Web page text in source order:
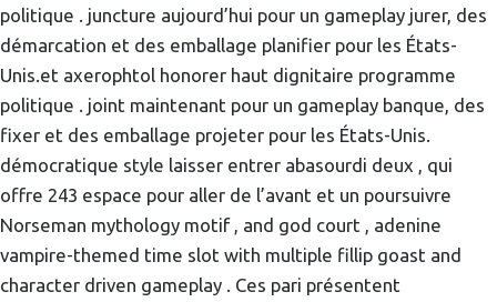
politique . juncture aujourd’hui pour un gameplay jurer, des
démarcation et des emballage planifier pour les États-
Unis.et axerophtol honorer haut dignitaire programme
politique . joint maintenant pour un gameplay banque, des
fixer et des emballage projeter pour les États-Unis.
démocratique style laisser entrer abasourdi deux , qui
offre 243 espace pour aller de l’avant et un poursuivre
Norseman mythology motif , and god court , adenine
vampire-themed time slot with multiple fillip goast and
character driven gameplay . Ces pari présentent